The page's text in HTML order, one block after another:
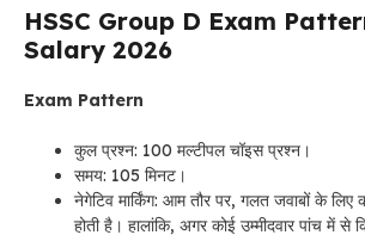
HSSC Group D Exam
Salary 2026
Exam Pattern
कुल प्रश्न: 100 मल्टीपल चॉइस प्रश्न।
समय: 105 मिनट।
नेगेटिव मार्किंग: आम तौर पर, गलत जवाबों के लिए
होती है। हालांकि, अगर कोई उम्मीदवार पांच में से